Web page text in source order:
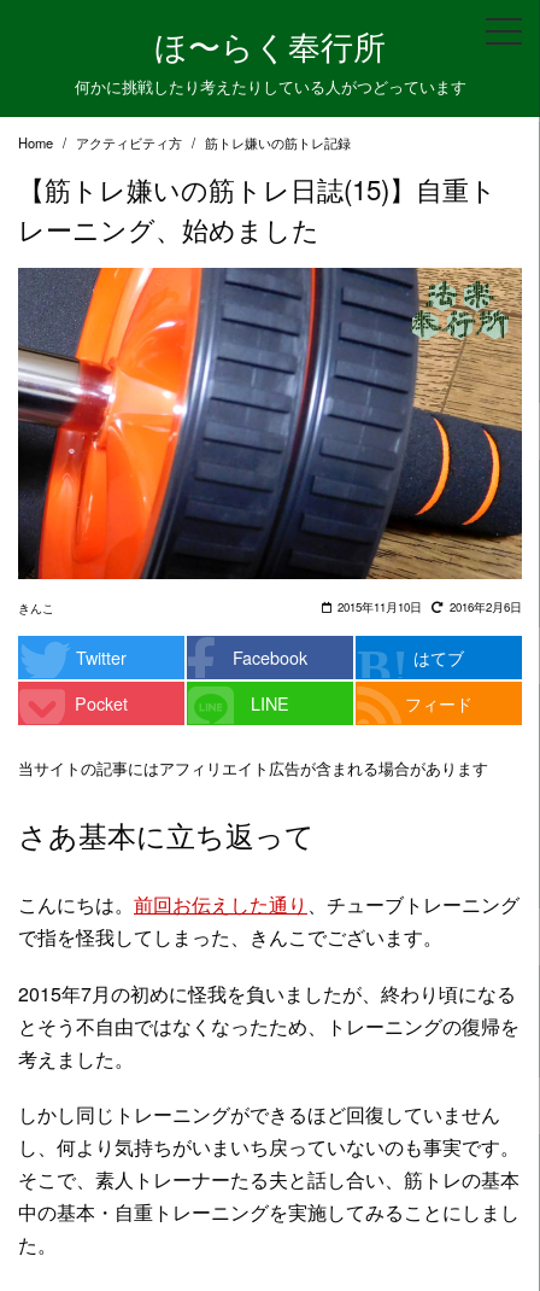
ほ〜らく奉行所
何かに挑戦したり考えたりしている人がつどっています
Home アクティビティ方 筋トレ嫌いの筋トレ記録
【筋トレ嫌いの筋トレ日誌(15)】自重ト
レーニング、始めました
きんこ 2015年11月10日 2016年2月6日
Twitter Facebook
はてブ
Pocket
LINE フィード
当サイトの記事にはアフィリエイト広告が含まれる場合があります
さあ基本に立ち返って
こんにちは。 前回お伝えした通り 、チューブトレーニング
で指を怪我してしまった、きんこでございます。
2015年7月の初めに怪我を負いましたが、終わり頃になる
とそう不自由ではなくなったため、トレーニングの復帰を
考えました。
しかし同じトレーニングができるほど回復していません
し、何より気持ちがいまいち戻っていないのも事実です。
そこで、素人トレーナーたる夫と話し合い、筋トレの基本
中の基本・自重トレーニングを実施してみることにしまし
た。